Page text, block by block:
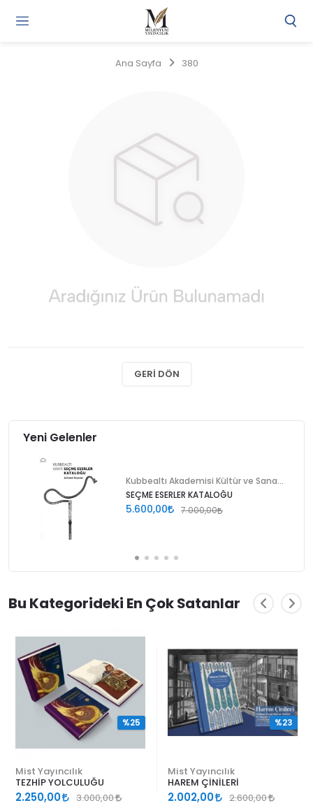
Ana Sayfa 380
GERI DÖN
Yeni Gelenler
SEÇME ESERLER KATALOĞU
5.600,00 7.000,00
Bu Kategorideki En Çok Satanlar
Mist Yayıncılık
TEZHİP YOLCULUĞU
2.250,00 3.000,00
%25
Mist Yayıncılık
HAREM ÇİNİLERİ
2.002,00 2.600,00
%23